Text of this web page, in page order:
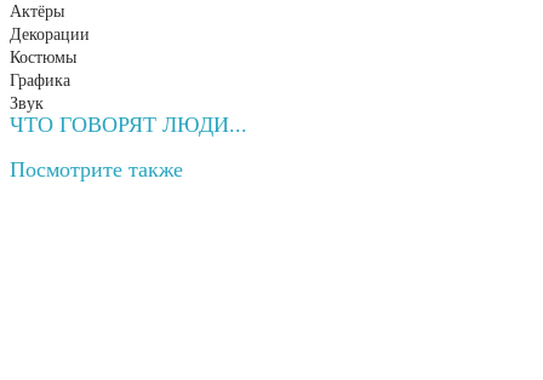
Актёры
Декорации
Костюмы
Графика
Звук
ЧТО ГОВОРЯТ ЛЮДИ...
Посмотрите также